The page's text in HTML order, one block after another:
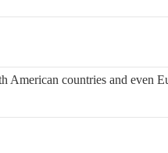
American countries and even